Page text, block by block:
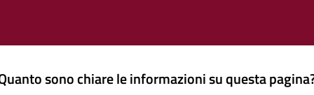
sono chiare le informazioni su questa